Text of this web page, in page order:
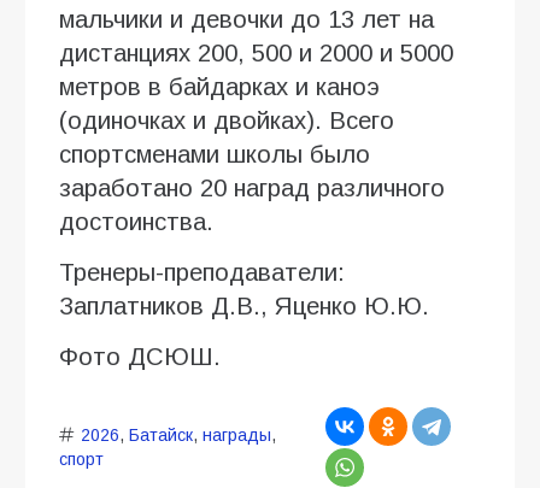
мальчики и девочки до 13 лет на
дистанциях 200, 500 и 2000 и 5000
метров в байдарках и каноэ
(одиночках и двойках). Всего
спортсменами школы было
заработано 20 наград различного
достоинства.
Тренеры-преподаватели:
Заплатников Д.В., Яценко Ю.Ю.
Фото ДСЮШ.
2026, Батайск, награды,
спорт